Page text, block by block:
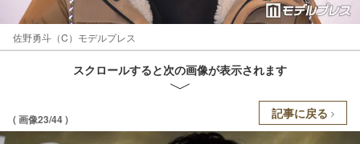
佐野勇斗（C）モデルプレス
スクロールすると次の画像が表示されます
( 画像23/44 ) 記事に戻る